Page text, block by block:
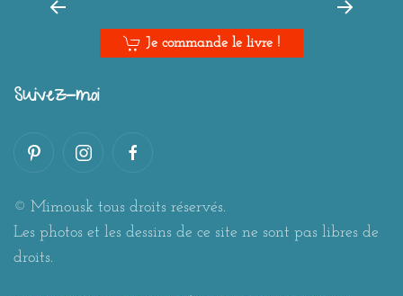
Je commande le livre !
Suivez-moi
© Mimousk tous droits réservés.
Les photos et les dessins de ce site ne sont pas libres de
droits.